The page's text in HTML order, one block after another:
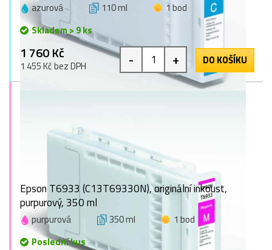
azurová 110 ml
1 bod
Skladem > 9 ks
1 760 Kč
1 455 Kč bez DPH - + DO KOŠÍKU
Epson T6933 (C13T69330N), originální inkoust,
purpurový, 350 ml
purpurová 350 ml
1 bod
Poslední kus